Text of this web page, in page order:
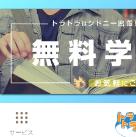
サービス